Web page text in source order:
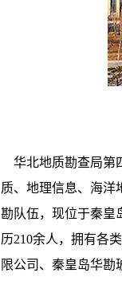
华北地质勘查局第
质、地理信息、海洋
勘队伍，现位于秦皇
历210余人，拥有各
限公司、秦皇岛华